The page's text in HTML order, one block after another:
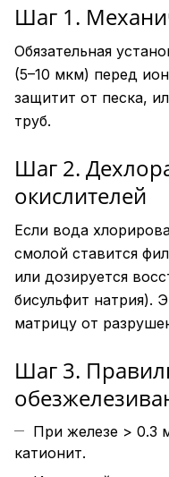
Шаг 1.
Обязательная
(5–10 мкм) перед
защитит от песка,
труб.
Шаг 2.
окислителей
Если вода
смолой ставится
или дозируется
бисульфит натрия).
матрицу от
Шаг 3.
При железе > 0.3
катионит.